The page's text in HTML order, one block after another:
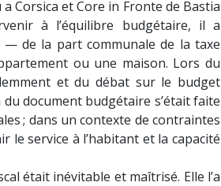
Corsica et Core in Fronte de Bastia
à l’équilibre budgétaire, il a
de la part communale de la taxe
ou une maison. Lors du
et du débat sur le budget
document budgétaire s’était faite
; dans un contexte de contraintes
le service à l’habitant et la capacité
était inévitable et maîtrisé. Elle l’a